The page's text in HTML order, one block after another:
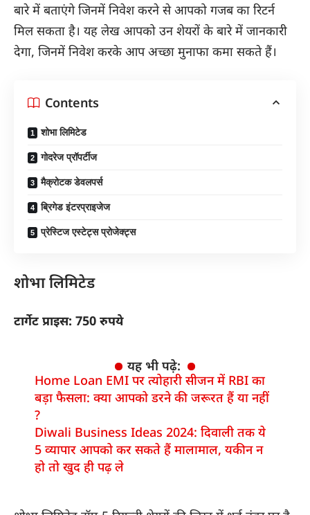
बारे में बताएंगे जिनमें निवेश करने से आपको गजब का रिटर्न
मिल सकता है। यह लेख आपको उन शेयरों के बारे में जानकारी
देगा, जिनमें निवेश करके आप अच्छा मुनाफा कमा सकते हैं।
Contents
शोभा लिमिटेड
गोदरेज प्रॉपर्टीज
मैक्रोटक डेवलपर्स
ब्रिगेड इंटरप्राइजेज
प्रेस्टिज एस्टेट्स प्रोजेक्ट्स
शोभा लिमिटेड
टार्गेट प्राइस: 750 रुपये
यह भी पढ़े:
Home Loan EMI पर त्योहारी सीजन में RBI का
बड़ा फैसला: क्या आपको डरने की जरूरत हैं या नहीं
?
Diwali Business Ideas 2024: दिवाली तक ये
5 व्यापार आपको कर सकते हैं मालामाल, यकीन न
हो तो खुद ही पढ़ ले